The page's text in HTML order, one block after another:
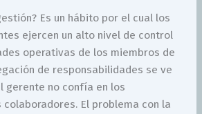
Es un hábito por el cual los
ejercen un alto nivel de control
operativas de los miembros de
de responsabilidades se ve
gerente no confía en los
El problema con la